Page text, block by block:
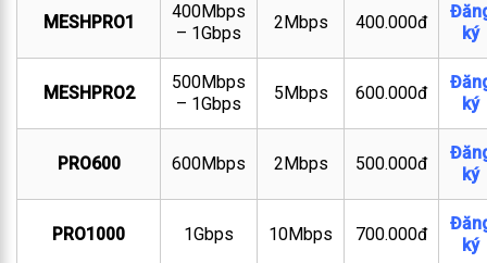
MESHPRO1
400Mbps
– 1Gbps
2Mbps 400.000đ
ký
MESHPRO2
500Mbps
– 1Gbps
5Mbps 600.000đ
ký
PRO600 600Mbps 2Mbps 500.000đ
ký
PRO1000 1Gbps 10Mbps 700.000đ
ký